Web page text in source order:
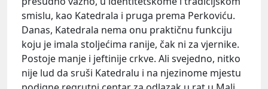
smislu, kao Katedrala i pruga prema Perkoviću.
Danas, Katedrala nema onu praktičnu funkciju
koju je imala stoljećima ranije, čak ni za vjernike.
Postoje manje i jeftinije crkve. Ali svejedno, nitko
nije lud da sruši Katedralu i na njezinome mjestu